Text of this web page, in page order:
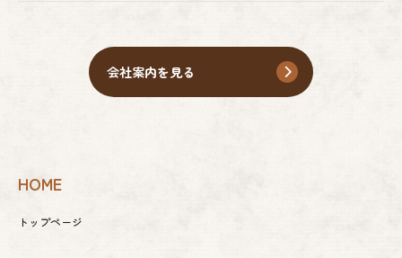
会社案内を見る
HOME
トップページ